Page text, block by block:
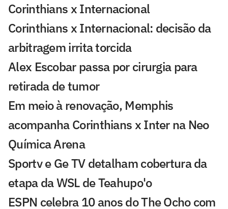
Corinthians x Internacional
Corinthians x Internacional: decisão da
arbitragem irrita torcida
Alex Escobar passa por cirurgia para
retirada de tumor
Em meio à renovação, Memphis
acompanha Corinthians x Inter na Neo
Química Arena
Sportv e Ge TV detalham cobertura da
etapa da WSL de Teahupo'o
ESPN celebra 10 anos do The Ocho com